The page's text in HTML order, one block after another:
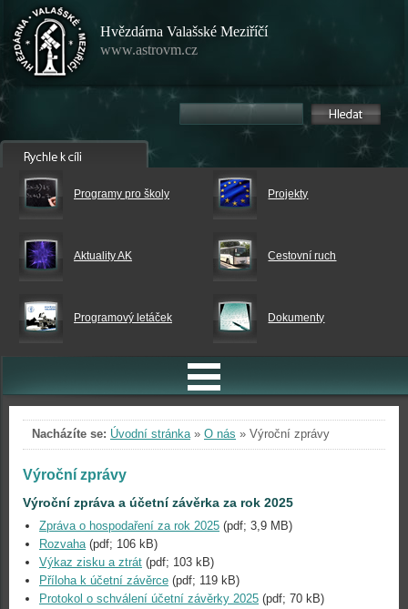
Hvězdárna Valašské Meziříčí
www.astrovm.cz
Programy pro školy Projekty
Aktuality AK Cestovní ruch
Programový letáček Dokumenty
Nacházíte se: Úvodní stránka» O nás » Výroční zprávy
Výroční zprávy
Výroční zpráva a účetní závěrka za rok 2025
Zpráva o hospodaření za rok 2025 (pdf; 3,9 MB)
Rozvaha(pdf; 106 kB)
Výkaz zisku a ztrát (pdf; 103 kB)
Příloha k účetní závěrce (pdf; 119 kB)
Protokol o schválení účetní závěrky 2025 (pdf; 70 kB)